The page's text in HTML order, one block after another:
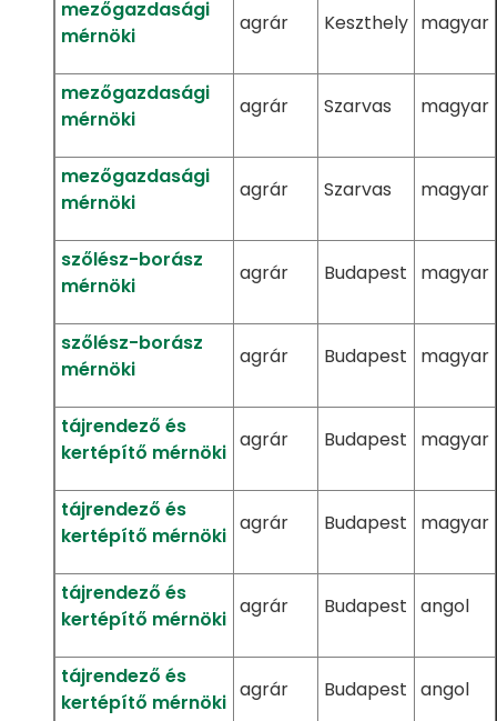
mezőgazdasági
mérnöki
agrár Keszthely magyar
mezőgazdasági
mérnöki
agrár Szarvas magyar
mezőgazdasági
mérnöki
agrár Szarvas magyar
szőlész-borász
mérnöki
agrár Budapest magyar
szőlész-borász
mérnöki
agrár Budapest magyar
tájrendező és
kertépítő mérnöki
agrár Budapest magyar
tájrendező és
kertépítő mérnöki
agrár Budapest magyar
tájrendező és
kertépítő mérnöki
agrár Budapest angol
tájrendező és
kertépítő mérnöki
agrár Budapest angol